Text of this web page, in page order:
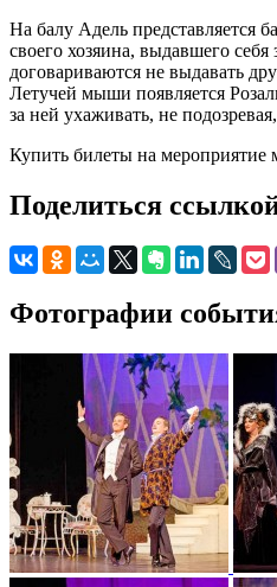
На балу Адель представляется
своего хозяина, выдавшего
договариваются не выдавать
Летучей мыши появляется
за ней ухаживать, не
Купить билеты на мероприятие
Поделиться
Фотографии